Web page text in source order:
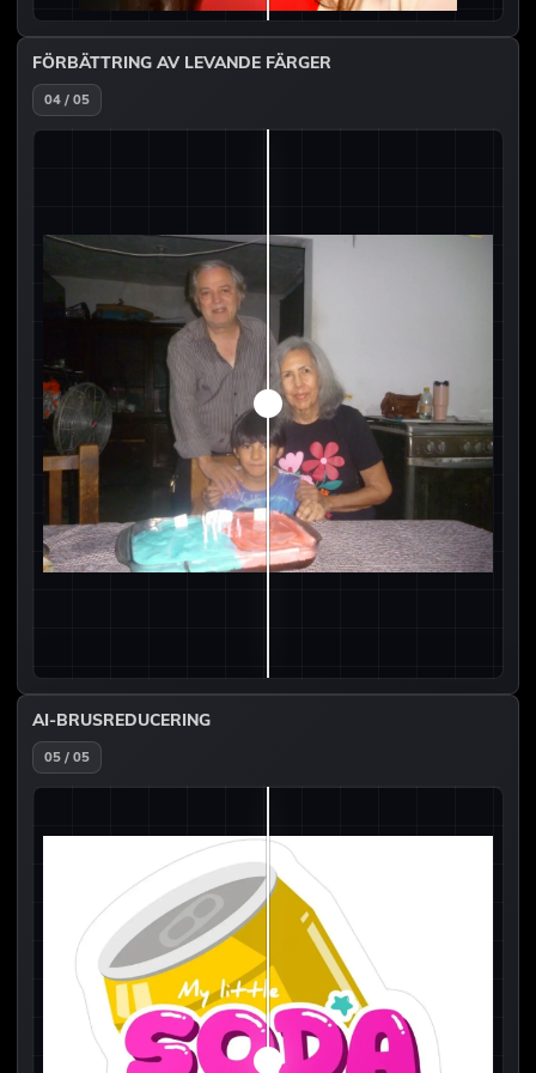
FÖRBÄTTRING AV LEVANDE FÄRGER
04 / 05
AI-BRUSREDUCERING
05 / 05